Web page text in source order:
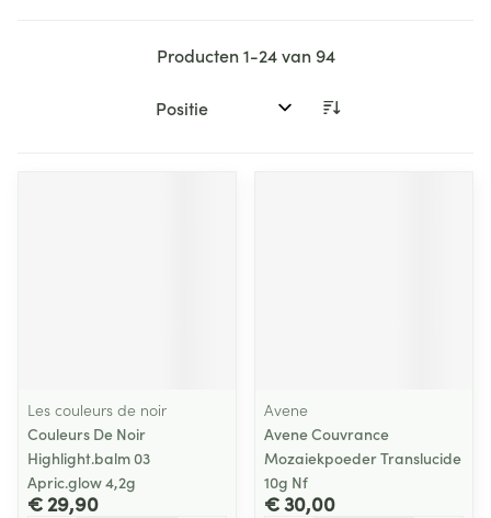
Producten1-24van94
Sorteer op:
Les couleurs de noir
Couleurs De Noir
Highlight.balm 03
Apric.glow 4,2g
€ 29,90
Avene
Avene Couvrance
Mozaiekpoeder Translucide
10g Nf
€ 30,00